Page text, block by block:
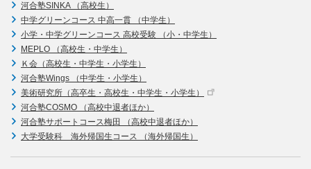
河合塾SINKA （高校生）
中学グリーンコース 中高一貫 （中学生）
小学・中学グリーンコース 高校受験 （小・中学生）
MEPLO （高校生・中学生）
Ｋ会（高校生・中学生・小学生）
河合塾Wings （中学生・小学生）
美術研究所（高卒生・高校生・中学生・小学生）
河合塾COSMO （高校中退者ほか）
河合塾サポートコース梅田 （高校中退者ほか）
大学受験科 海外帰国生コース （海外帰国生）